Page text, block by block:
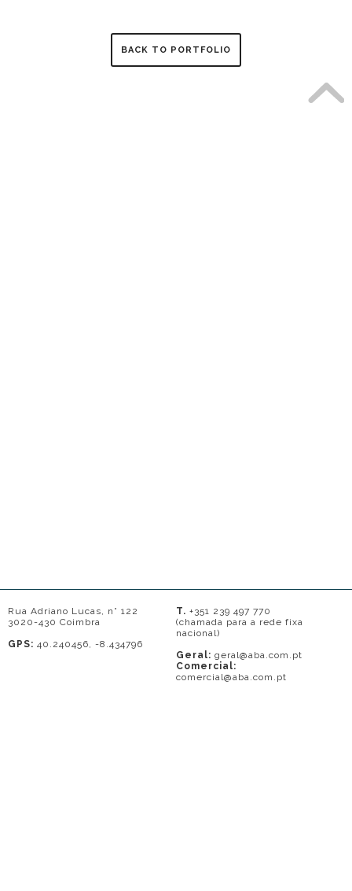
BACK TO PORTFOLIO
Rua Adriano Lucas, n° 122
3020-430 Coimbra
GPS: 40.240456, -8.434796
T. +351 239 497 770
(chamada para a rede fixa
nacional)
Geral: geral@aba.com.pt
Comercial:
comercial@aba.com.pt